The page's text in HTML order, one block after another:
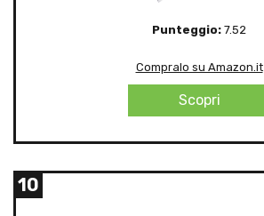
Punteggio: 7.52
Compralo su Amazon.it
Scopri
10